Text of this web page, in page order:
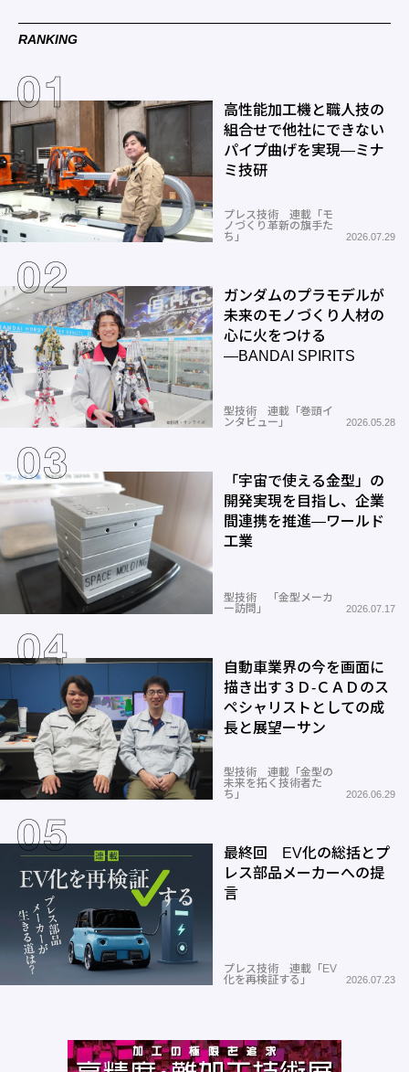
RANKING
高性能加工機と職人技の
組合せで他社にできない
パイプ曲げを実現―ミナ
ミ技研
プレス技術 連載「モ
ノづくり革新の旗手た
ち」
2026.07.29
ガンダムのプラモデルが
未来のモノづくり人材の
心に火をつける
―BANDAI SPIRITS
型技術 連載「巻頭イ
ンタビュー」
2026.05.28
「宇宙で使える金型」の
開発実現を目指し、企業
間連携を推進―ワールド
工業
型技術 「金型メーカ
ー訪問」
2026.07.17
自動車業界の今を画面に
描き出す３Ｄ-ＣＡＤのス
ペシャリストとしての成
長と展望ーサン
型技術 連載「金型の
未来を拓く技術者た
ち」
2026.06.29
最終回 EV化の総括とプ
レス部品メーカーへの提
言
プレス技術 連載「EV
化を再検証する」
2026.07.23